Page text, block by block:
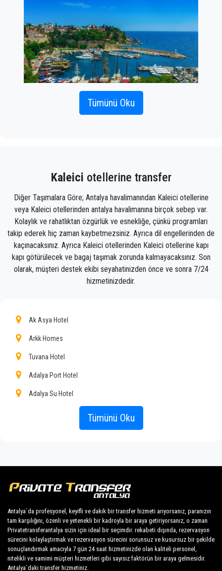
PrivateTransferAntalya Kaleici ile havaalanına hızlı
hem telefonla hem de internet üzerinden yapılabilir)
ve varış terminalinizin dışında bir sürücü sizi
karşıladığında bir tabelada adınız yazılı olarak
karşılayacaktır. uçak gelir.
Doğru uçuş bilgilerini, adınızı ve cep telefonu
numaranızı eklemeniz yeterlidir;
PrivateTransferAntalya ekibi uçuşunuzu izleyecek ve
uçaktan indiğinizde, araç gitmeye hazır ve bir yardım
eli size yardımcı olmaya hazır olacak. Kaleici'da sizi
Ekibimiz, zamanında alınmanızı, sınıfla transfer
profesyoneller olduğundan, transfer hizmetimizle
olan deneyiminiz olağanüstü olacaktır.
Müşterilerimize Kaleici'da her yere uygun fiyat,
profesyonel şoförler ve konforlu araçlarla
profesyonel ve özel taksi hizmeti sunuyoruz.
PrivateTransferAntalya sadece normal bir şirket
Tüm hizmetlerimizi ve fiyatlarımızı keşfedin. Ne
bekliyorsun ?
Antalya'daki özel transferiniz için şimdi rezervasyon
yapın ve Kaleici'daki otelinize seyahat edin!
Şirketimizin engin tecrübesi, sabit fiyatlarımız ve
ekonomik koşullarımız sayesinde tüm
müşterilerimize herkes için profesyonel hizmet
güvencesini garanti etmektedir. Müşterilerimiz en
Tümünü Oku
Kaleici otellerine transfer
Diğer Taşımalara Göre; Antalya havalimanından Kaleici otellerine
veya Kaleici otellerinden antalya havalimanına birçok sebep var.
Kolaylık ve rahatlıktan özgürlük ve esnekliğe, çünkü programları
takip ederek hiç zaman kaybetmezsiniz. Ayrıca dil engellerinden de
kaçınacaksınız. Ayrıca Kaleici otellerinden Kaleici otellerine kapı
kapı götürülecek ve bagaj taşımak zorunda kalmayacaksınız. Son
olarak, müşteri destek ekibi seyahatinizden önce ve sonra 7/24
hizmetinizdedir.
Ak Asya Hotel
Arkk Homes
Tuvana Hotel
Adalya Port Hotel
Adalya Su Hotel
Argos Hotel
Aspen Hotel
Blue Hotel Kaleiçi
Blue Sea Garden
Castle Boutique Kaleiçi
Tümünü Oku
Antalya`da profesyonel, keyifli ve dakik bir transfer hizmeti arıyorsanız, paranızın
tam karşılığını, özenli ve yetenekli bir kadroyla bir araya getiriyorsanız, o zaman
Privatetransferantalya sizin için ideal bir seçimdir. rekabeti dışında, rezervasyon
sürecini kolaylaştırmak ve rezervasyon sürecini sorunsuz ve kusursuz bir şekilde
sonuçlandırmak amacıyla 7 gün 24 saat hizmetinizde olan kaliteli personel,
nitelikli ve samimi müşteri hizmetleri gibi sayısız faktörün bir araya gelmesidir.
Antalya`daki transfer hizmetiniz.